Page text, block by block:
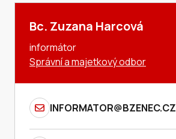
Bc. Zuzana Harcová
informátor
Správní a majetkový odbor
INFORMATOR@BZENEC.CZ